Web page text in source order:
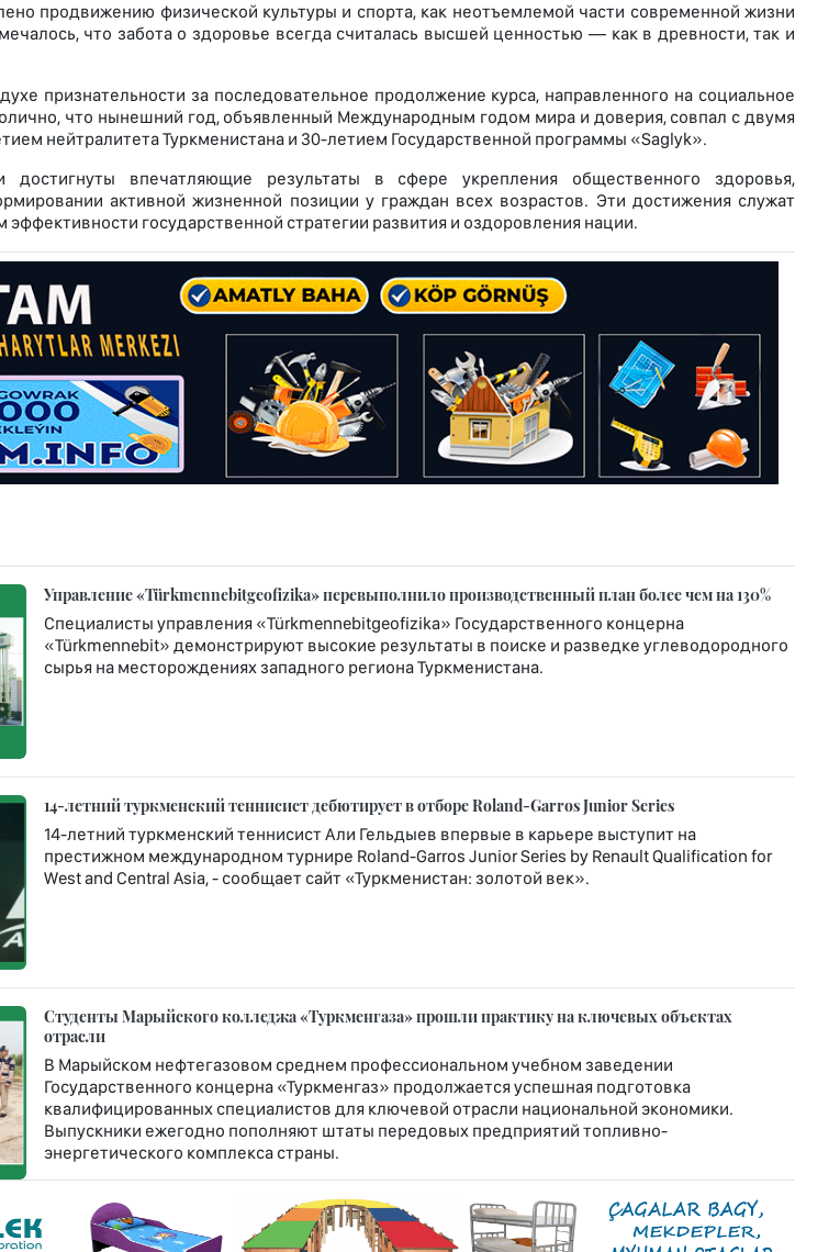
продвижению физической культуры и спорта, как неотъемлемой части современной жизни
что забота о здоровье всегда считалась высшей ценностью — как в древности, так и
признательности за последовательное продолжение курса, направленного на социальное
что нынешний год, объявленный Международным годом мира и доверия, совпал с двумя
нейтралитета Туркменистана и 30-летием Государственной программы «Saglyk».
впечатляющие результаты в сфере укрепления общественного здоровья,
активной жизненной позиции у граждан всех возрастов. Эти достижения служат
государственной стратегии развития и оздоровления нации.
Управление «Türkmennebitgeofizika» перевыполнило производственный план более чем на 130%
Специалисты управления «Türkmennebitgeofizika» Государственного концерна
«Türkmennebit» демонстрируют высокие результаты в поиске и разведке углеводородного
сырья на месторождениях западного региона Туркменистана.
14-летний туркменский теннисист дебютирует в отборе Roland-Garros Junior Series
14-летний туркменский теннисист Али Гельдыев впервые в карьере выступит на
престижном международном турнире Roland-Garros Junior Series by Renault Qualification for
West and Central Asia, - сообщает сайт «Туркменистан: золотой век».
Студенты Марыйского колледжа «Туркменгаза» прошли практику на ключевых объектах
отрасли
В Марыйском нефтегазовом среднем профессиональном учебном заведении
Государственного концерна «Туркменгаз» продолжается успешная подготовка
квалифицированных специалистов для ключевой отрасли национальной экономики.
Выпускники ежегодно пополняют штаты передовых предприятий топливно-
энергетического комплекса страны.